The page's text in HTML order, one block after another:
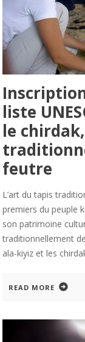
liste
le
feutre
L’art du tapis
premiers du peuple
son patrimoine
traditionnellement
ala-kiyiz et les
READ MORE